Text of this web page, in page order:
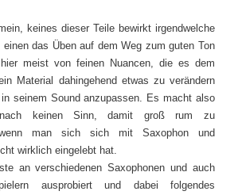
keines dieser Teile bewirkt irgendwelche
das Üben auf dem Weg zum guten Ton
meist von feinen Nuancen, die es dem
Material dahingehend etwas zu verändern
seinem Sound anzupassen. Es macht also
keinen Sinn, damit groß rum zu
wenn man sich sich mit Saxophon und
wirklich eingelebt hat.
an verschiedenen Saxophonen und auch
ausprobiert und dabei folgendes